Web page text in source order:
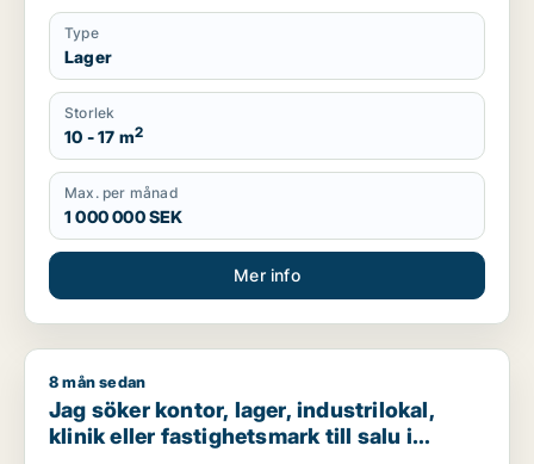
Type
Lager
Storlek
10 - 17 m2
Max. per månad
1 000 000 SEK
Mer info
Jag söker kontor, lager, industrilokal, klinik eller
8 mån sedan
Jag söker kontor, lager, industrilokal,
klinik eller fastighetsmark till salu i